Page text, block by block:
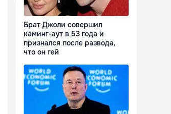
Брат Джоли совершил
каминг-аут в 53 года и
признался после развода,
что он гей